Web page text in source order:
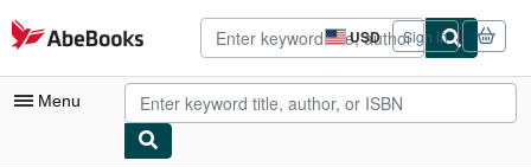
Skip to main content
AbeBooks.com USD
Site
shopping
preferences
Sign in
Menu